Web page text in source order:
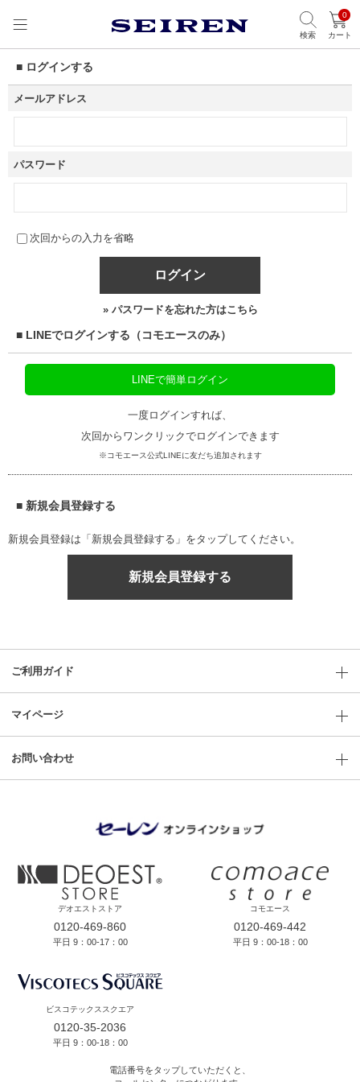
検索
0
カート
■ ログインする
メールアドレス
パスワード
次回からの入力を省略
ログイン
» パスワードを忘れた方はこちら
■ LINEでログインする（コモエースのみ）
LINEで簡単ログイン
一度ログインすれば、
次回からワンクリックでログインできます
※コモエース公式LINEに友だち追加されます
■ 新規会員登録する
新規会員登録は「新規会員登録する」をタップしてください。
新規会員登録する
ご利用ガイド
マイページ
お問い合わせ
デオエストストア
0120-469-860
平日 9：00-17：00
コモエース
0120-469-442
平日 9：00-18：00
ビスコテックススクエア
0120-35-2036
平日 9：00-18：00
電話番号をタップしていただくと、